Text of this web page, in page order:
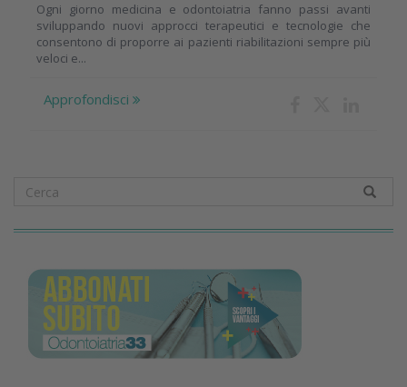
Ogni giorno medicina e odontoiatria fanno passi avanti
sviluppando nuovi approcci terapeutici e tecnologie che
consentono di proporre ai pazienti riabilitazioni sempre più
veloci e...
Approfondisci